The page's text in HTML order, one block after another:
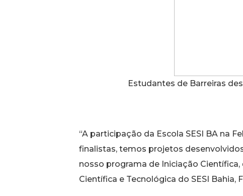
Estudantes de Barreiras
“A participação da Escola SESI BA na
finalistas, temos projetos
nosso programa de Iniciação
Científica e Tecnológica do SESI Bahia,